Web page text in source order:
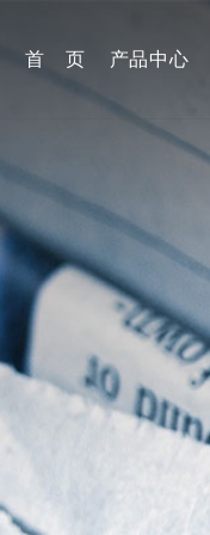
首 页 产品中心